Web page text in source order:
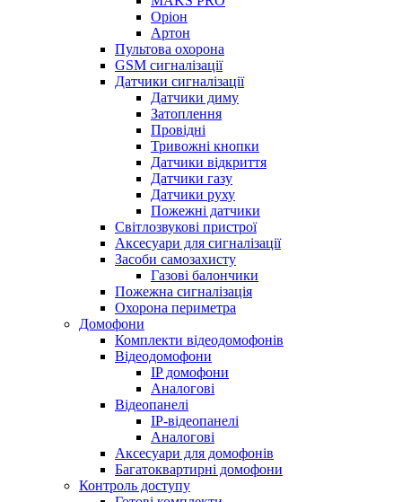
Оріон
Артон
Пультова охорона
GSM сигналізації
Датчики сигналізації
Датчики диму
Затоплення
Провідні
Тривожні кнопки
Датчики відкриття
Датчики газу
Датчики руху
Пожежні датчики
Світлозвукові пристрої
Аксесуари для сигналізації
Засоби самозахисту
Газові балончики
Пожежна сигналізація
Охорона периметра
Домофони
Комплекти відеодомофонів
Відеодомофони
IP домофони
Аналогові
Відеопанелі
IP-відеопанелі
Аналогові
Аксесуари для домофонів
Багатоквартирні домофони
Контроль доступу